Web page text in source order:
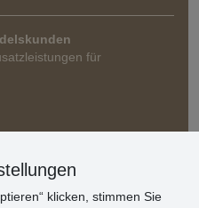
für
klicken, stimmen Sie